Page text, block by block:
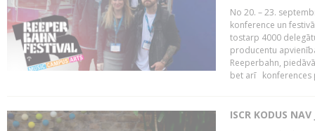
No 20. – 23.
konference un
tostarp 4000
producentu
Reeperbahn,
bet arī konferences
ISCR KODUS